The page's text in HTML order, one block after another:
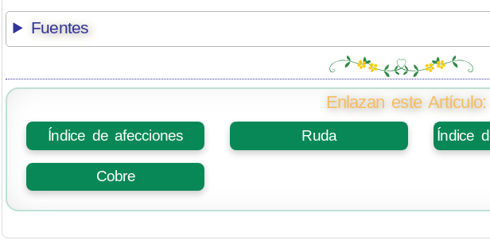
Fuentes
Enlazan este Artículo:
Índice de afecciones Ruda Índice
Cobre